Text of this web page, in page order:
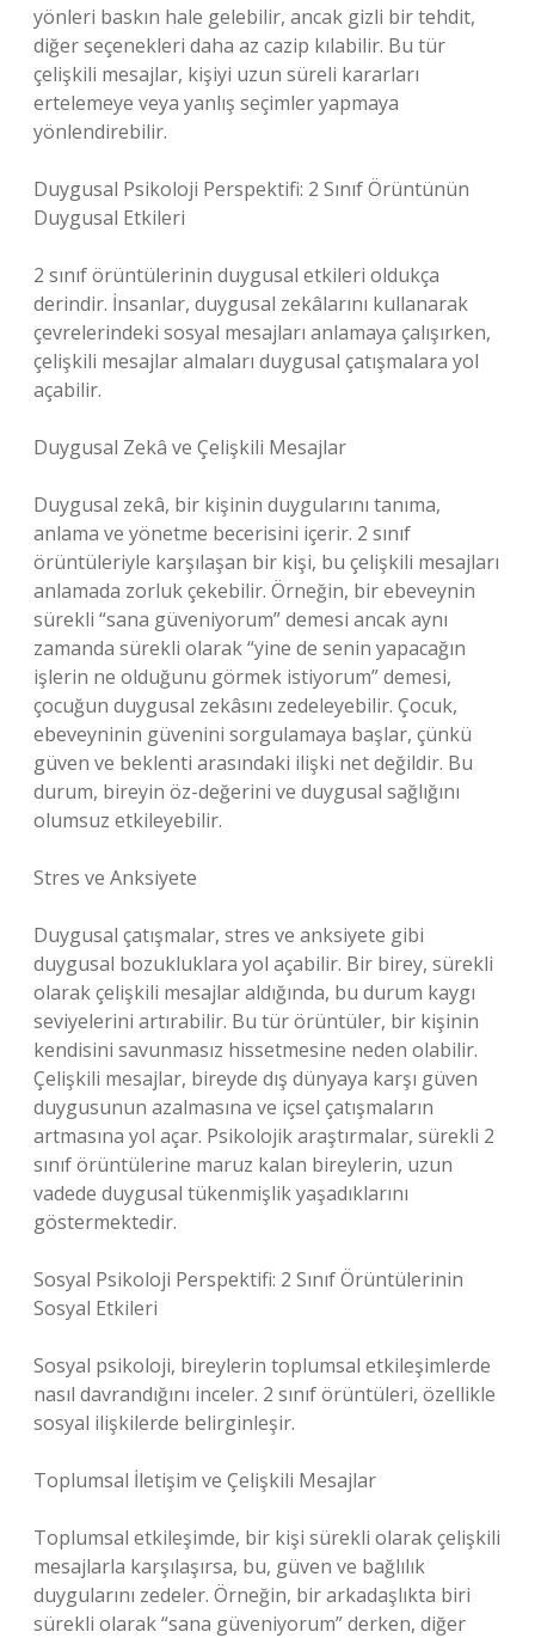
yönleri baskın hale gelebilir, ancak gizli bir tehdit,
diğer seçenekleri daha az cazip kılabilir. Bu tür
çelişkili mesajlar, kişiyi uzun süreli kararları
ertelemeye veya yanlış seçimler yapmaya
yönlendirebilir.
Duygusal Psikoloji Perspektifi: 2 Sınıf Örüntünün
Duygusal Etkileri
2 sınıf örüntülerinin duygusal etkileri oldukça
derindir. İnsanlar, duygusal zekâlarını kullanarak
çevrelerindeki sosyal mesajları anlamaya çalışırken,
çelişkili mesajlar almaları duygusal çatışmalara yol
açabilir.
Duygusal Zekâ ve Çelişkili Mesajlar
Duygusal zekâ, bir kişinin duygularını tanıma,
anlama ve yönetme becerisini içerir. 2 sınıf
örüntüleriyle karşılaşan bir kişi, bu çelişkili mesajları
anlamada zorluk çekebilir. Örneğin, bir ebeveynin
sürekli “sana güveniyorum” demesi ancak aynı
zamanda sürekli olarak “yine de senin yapacağın
işlerin ne olduğunu görmek istiyorum” demesi,
çocuğun duygusal zekâsını zedeleyebilir. Çocuk,
ebeveyninin güvenini sorgulamaya başlar, çünkü
güven ve beklenti arasındaki ilişki net değildir. Bu
durum, bireyin öz-değerini ve duygusal sağlığını
olumsuz etkileyebilir.
Stres ve Anksiyete
Duygusal çatışmalar, stres ve anksiyete gibi
duygusal bozukluklara yol açabilir. Bir birey, sürekli
olarak çelişkili mesajlar aldığında, bu durum kaygı
seviyelerini artırabilir. Bu tür örüntüler, bir kişinin
kendisini savunmasız hissetmesine neden olabilir.
Çelişkili mesajlar, bireyde dış dünyaya karşı güven
duygusunun azalmasına ve içsel çatışmaların
artmasına yol açar. Psikolojik araştırmalar, sürekli 2
sınıf örüntülerine maruz kalan bireylerin, uzun
vadede duygusal tükenmişlik yaşadıklarını
göstermektedir.
Sosyal Psikoloji Perspektifi: 2 Sınıf Örüntülerinin
Sosyal Etkileri
Sosyal psikoloji, bireylerin toplumsal etkileşimlerde
nasıl davrandığını inceler. 2 sınıf örüntüleri, özellikle
sosyal ilişkilerde belirginleşir.
Toplumsal İletişim ve Çelişkili Mesajlar
Toplumsal etkileşimde, bir kişi sürekli olarak çelişkili
mesajlarla karşılaşırsa, bu, güven ve bağlılık
duygularını zedeler. Örneğin, bir arkadaşlıkta biri
sürekli olarak “sana güveniyorum” derken, diğer